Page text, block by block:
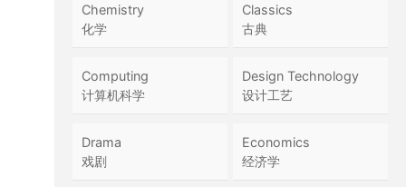
Chemistry
化学
Classics
古典
Computing
计算机科学
Design Technology
设计工艺
Drama
戏剧
Economics
经济学